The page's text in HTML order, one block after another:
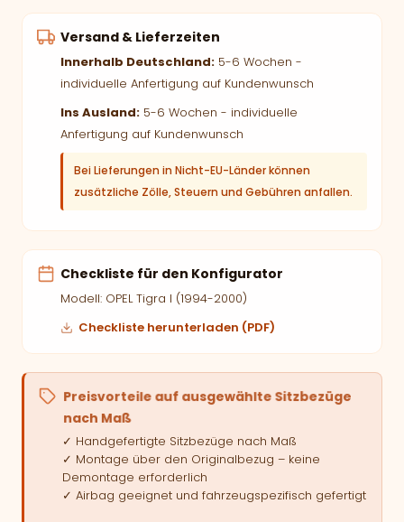
Versand & Lieferzeiten
Innerhalb Deutschland: 5-6 Wochen -
individuelle Anfertigung auf Kundenwunsch
Ins Ausland: 5-6 Wochen - individuelle
Anfertigung auf Kundenwunsch
Bei Lieferungen in Nicht-EU-Länder können
zusätzliche Zölle, Steuern und Gebühren anfallen.
Checkliste für den Konfigurator
Modell: OPEL Tigra I (1994-2000)
Checkliste herunterladen (PDF)
Preisvorteile auf ausgewählte Sitzbezüge
nach Maß
✓ Handgefertigte Sitzbezüge nach Maß
✓ Montage über den Originalbezug – keine
Demontage erforderlich
✓ Airbag geeignet und fahrzeugspezifisch gefertigt